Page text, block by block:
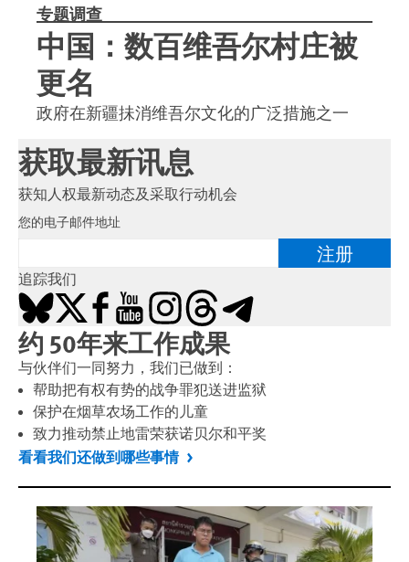
专题调查
中国：数百维吾尔村庄被
更名
政府在新疆抺消维吾尔文化的广泛措施之一
获取最新讯息
获知人权最新动态及采取行动机会
您的电子邮件地址
注册
追踪我们
Bluesky
X Facebook
YouTubeInstagramThreadsTelegram
约 50年来工作成果
与伙伴们一同努力，我们已做到：
帮助把有权有势的战争罪犯送进监狱
保护在烟草农场工作的儿童
致力推动禁止地雷荣获诺贝尔和平奖
看看我们还做到哪些事情